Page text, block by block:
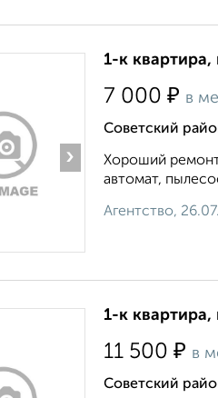
›
1-к
7 000 ₽ в
Советский
Хороший ремонт,
автомат,
Агентство,
1-к
11 500 ₽ в
Советский